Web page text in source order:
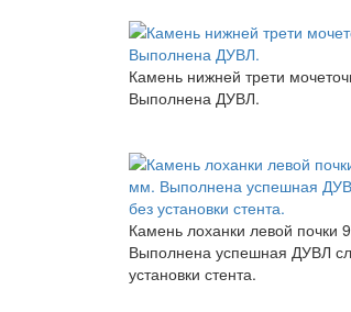
Камень нижней трети
Выполнена ДУВЛ.
Камень лоханки левой почки
Выполнена успешная ДУВЛ
установки стента.